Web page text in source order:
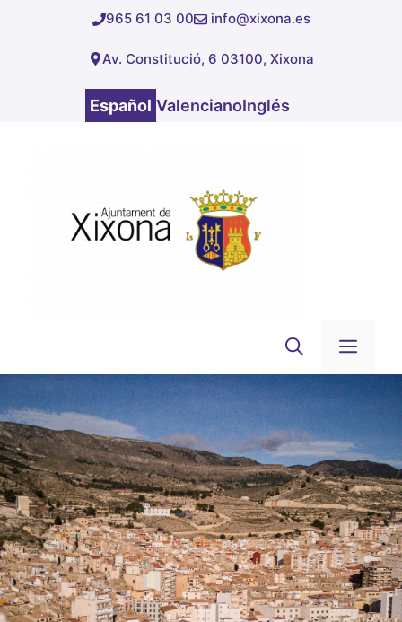
965 61 03 00 info@xixona.es
Av. Constitució, 6 03100, Xixona
Español ValencianoInglés